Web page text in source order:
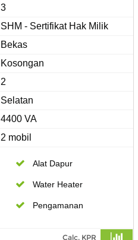
3
SHM - Sertifikat Hak Milik
Bekas
Kosongan
2
Selatan
4400 VA
2 mobil
Alat Dapur
Water Heater
Pengamanan
Calc. KPR